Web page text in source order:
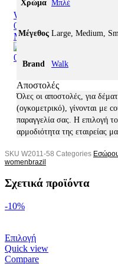
Wishlist
0
Menu
0
Χρώμα Μπλέ
Μέγεθος Large, Medium,
Brand Walk
Αποστολές
Όλες οι αποστολές, για
(ογκομετρικό), γίνονται με
παραγγελία σας. Η επιλογή
αρμοδιότητα της εταιρείας
SKU W2011-58 Categories
womenbrazil
Σχετικά προϊόντα
-10%
Επιλογή
Quick view
Compare